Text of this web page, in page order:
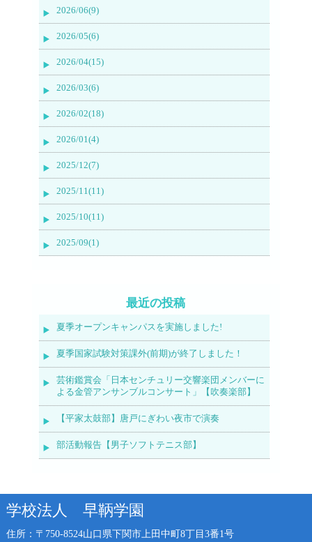
2026/06(9)
2026/05(6)
2026/04(15)
2026/03(6)
2026/02(18)
2026/01(4)
2025/12(7)
2025/11(11)
2025/10(11)
2025/09(1)
最近の投稿
夏季オープンキャンパスを実施しました!
夏季国家試験対策課外(前期)が終了しました！
芸術鑑賞会「日本センチュリー交響楽団メンバーに
よる金管アンサンブルコンサート」【吹奏楽部】
【平家太鼓部】唐戸にぎわい夜市で演奏
部活動報告【男子ソフトテニス部】
学校法人 早鞆学園
住所：〒750-8524山口県下関市上田中町8丁目3番1号